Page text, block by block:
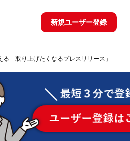
新規ユーザー登録
「取り上げたくなるプレスリリース」